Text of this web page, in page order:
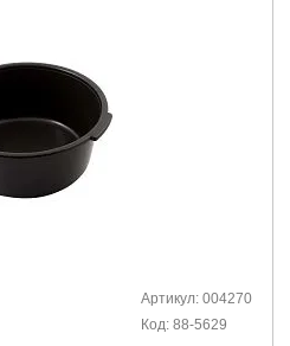
Артикул: 004270
Код: 88-5629